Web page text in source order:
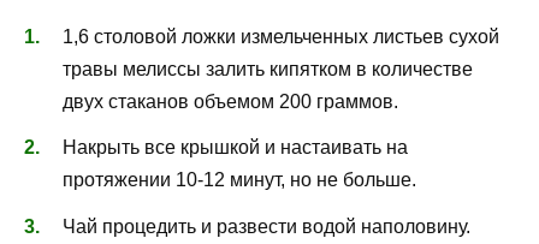
1,6 столовой ложки измельченных листьев сухой
травы мелиссы залить кипятком в количестве
двух стаканов объемом 200 граммов.
Накрыть все крышкой и настаивать на
протяжении 10-12 минут, но не больше.
Чай процедить и развести водой наполовину.